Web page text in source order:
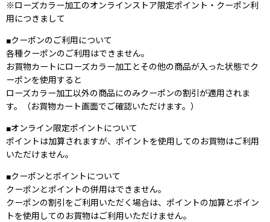
※ローズカラー加工のオンラインストア限定ポイント・クーポン利
用につきまして
■クーポンのご利用について
各種クーポンのご利用はできません。
お買物カートにローズカラー加工とその他の商品が入った状態でク
ーポンを使用すると
ローズカラー加工以外の商品にのみクーポンの割引が適用されま
す。（お買物カート画面でご確認いただけます。）
■オンライン限定ポイントについて
ポイントは加算されますが、ポイントを使用してのお買物はご利用
いただけません。
■クーポンとポイントについて
クーポンとポイントの併用はできません。
クーポンの割引をご利用いただく場合は、ポイントの加算とポイン
トを使用してのお買物はご利用いただけません。